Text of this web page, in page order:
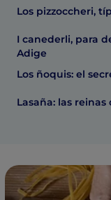
Los pizzoccheri,
I canederli, para
Adige
Los ñoquis: el
Lasaña: las